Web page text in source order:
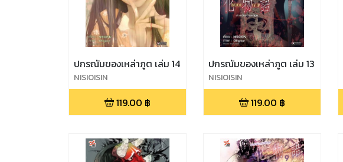
ปกรณัมของเหล่าภูต เล่ม 14
NISIOISIN
119.00 ฿
ปกรณัมของเหล่าภูต เล่ม 13
NISIOISIN
119.00 ฿